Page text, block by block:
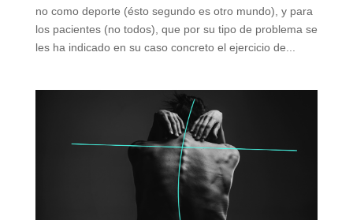
no como deporte (ésto segundo es otro mundo), y para
los pacientes (no todos), que por su tipo de problema se
les ha indicado en su caso concreto el ejercicio de...